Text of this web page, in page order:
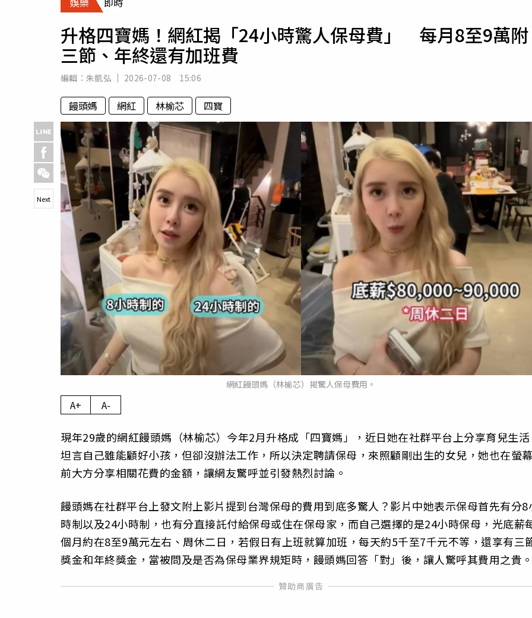
專欄
房產新勢力
運勢
升格四寶媽！網紅揭「24小時驚人保母費」 每月8至9萬附
三節、年終還有加班費
編輯： 朱凱弘 2026-07-08 15:06
饅頭媽 網紅 林榆芯 四寶
網紅饅頭媽（林榆芯）揭驚人保母費用。
Next
A+ A-
現年29歲的網紅饅頭媽（林榆芯）今年2月升格成「四寶媽」，近日她在社群平台上分享育兒生活
坦言自己雖能顧好小孩，但卻沒辦法工作，所以決定聘請保母，來照顧剛出生的女兒，她也在螢幕
前大方分享相關花費的金額，讓網友驚呼並引發熱烈討論。
饅頭媽在社群平台上發文附上影片提到台灣保母的費用到底多驚人？影片中她表示保母首先有分8
時制以及24小時制，也有分直接託付給保母或住在保母家，而自己選擇的是24小時保母，光底薪
個月約在8至9萬元左右、周休二日，若假日有上班就算加班，每天約5千至7千元不等，還享有三
獎金和年終獎金，當被問及是否為保母業界規矩時，饅頭媽回答「對」後，讓人驚呼其費用之貴。